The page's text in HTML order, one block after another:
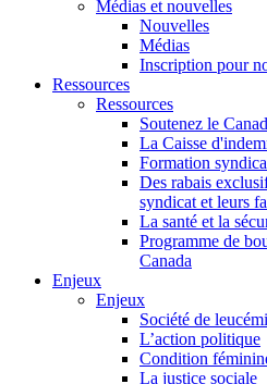
Médias et nouvelles
Nouvelles
Médias
Inscription pour
Ressources
Ressources
Soutenez le
La Caisse
Formation
Des rabais
syndicat et leurs
La santé et la
Programme de
Canada
Enjeux
Enjeux
Société de
L’action politique
Condition
La justice sociale